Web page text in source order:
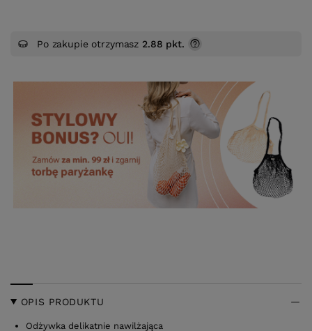
Po zakupie otrzymasz 2.88 pkt.
OPIS PRODUKTU
Odżywka delikatnie nawilżająca